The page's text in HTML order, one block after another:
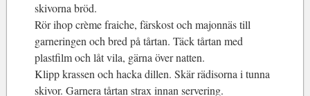
skivorna bröd.
Rör ihop crème fraiche, färskost och majonnäs till
garneringen och bred på tårtan. Täck tårtan med
plastfilm och låt vila, gärna över natten.
Klipp krassen och hacka dillen. Skär rädisorna i tunna
skivor. Garnera tårtan strax innan servering.